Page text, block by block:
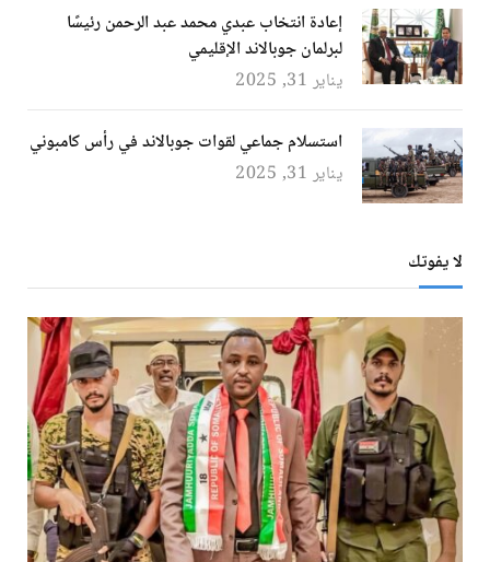
إعادة انتخاب عبدي محمد عبد الرحمن رئيسًا
لبرلمان جوبالاند الإقليمي
يناير 31, 2025
استسلام جماعي لقوات جوبالاند في رأس كامبوني
يناير 31, 2025
لا يفوتك